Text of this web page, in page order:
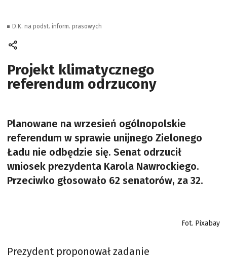
Projekt klimatycznego
referendum odrzucony
Planowane na wrzesień ogólnopolskie
referendum w sprawie unijnego Zielonego
Ładu nie odbędzie się. Senat odrzucił
wniosek prezydenta Karola Nawrockiego.
Przeciwko głosowało 62 senatorów, za 32.
Fot. Pixabay
Prezydent proponował zadanie
D.K. na podst. inform. prasowych